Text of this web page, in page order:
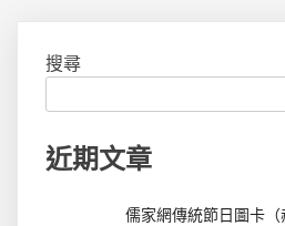
搜尋
近期文章
儒家網傳統節日圖卡